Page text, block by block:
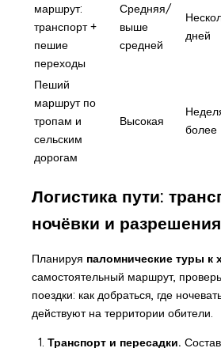
маршрут:
транспорт +
пешие
переходы
Средняя/
выше
средней
дней
Пеший
маршрут по
тропам и
сельским
дорогам
Высокая
более
Логистика пути:
ночёвки и разрешения
Планируя паломнические туры к
самостоятельный маршрут,
поездки: как добраться, где
действуют на территории обители.
Транспорт и пересадки.